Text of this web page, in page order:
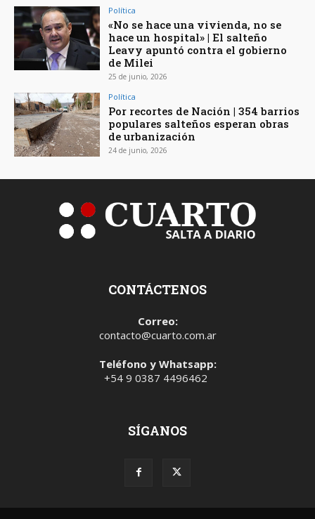
Política
«No se hace una vivienda, no se
hace un hospital» | El salteño
Leavy apuntó contra el gobierno
de Milei
25 de junio, 2026
Política
Por recortes de Nación | 354 barrios
populares salteños esperan obras
de urbanización
24 de junio, 2026
CONTÁCTENOS
Correo:
contacto@cuarto.com.ar
Teléfono y Whatsapp:
+54 9 0387 4496462
SÍGANOS